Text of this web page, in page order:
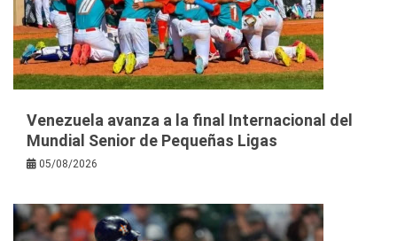
Venezuela avanza a la final Internacional del
Mundial Senior de Pequeñas Ligas
05/08/2026